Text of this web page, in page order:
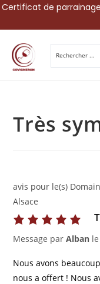
Certificat de
Très
avis pour le(s)
Alsace
Message parAlban
Nous avons
nous a offert ! Nous